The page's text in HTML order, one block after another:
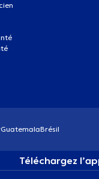
GuatemalaBrésil
Téléchargez